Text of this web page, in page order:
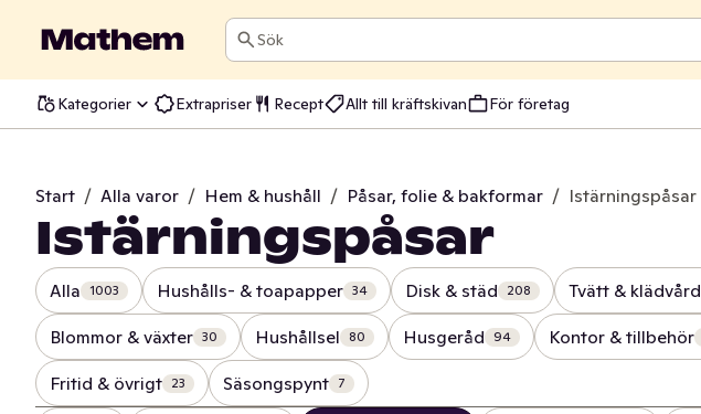
Sök
Kategorier Extrapriser Recept Allt till kräftskivan För företag
Start / Alla varor / Hem & hushåll / Påsar, folie & bakformar / Istärningspåsar
Istärningspåsar
Alla 1003 Hushålls- & toapapper 34 Disk & städ 208 Tvätt & klädvård
Blommor & växter 30 Hushållsel 80 Husgeråd 94 Kontor & tillbehör
Fritid & övrigt 23 Säsongspynt 7